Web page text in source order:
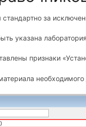
за
указана
признаки